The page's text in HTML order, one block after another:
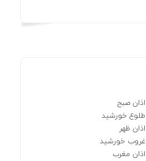
اذان صبح
طلوع خورشید
اذان ظهر
غروب خورشید
اذان مغرب